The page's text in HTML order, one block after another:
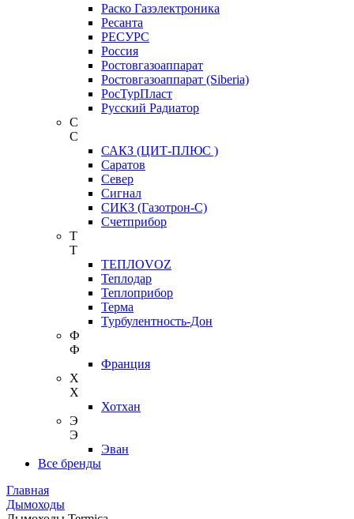
Раско Газэлектроника
Ресанта
РЕСУРС
Россия
Ростовгазоаппарат
Ростовгазоаппарат (Siberia)
РосТурПласт
Русский Радиатор
С
С
САКЗ (ЦИТ-ПЛЮС )
Саратов
Север
Сигнал
СИКЗ (Газотрон-С)
Счетприбор
Т
Т
ТЕПЛОVOZ
Теплодар
Теплоприбор
Терма
Турбулентность-Дон
Ф
Ф
Франция
Х
Х
Хотхан
Э
Э
Эван
Все бренды
Главная
Дымоходы